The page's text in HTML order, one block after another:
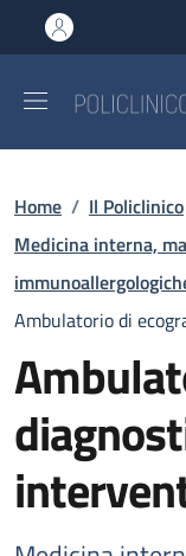
al contenuto
to footer content
Briciole di
Home / Il Policlinico
Medicina interna,
Ambulatorio di